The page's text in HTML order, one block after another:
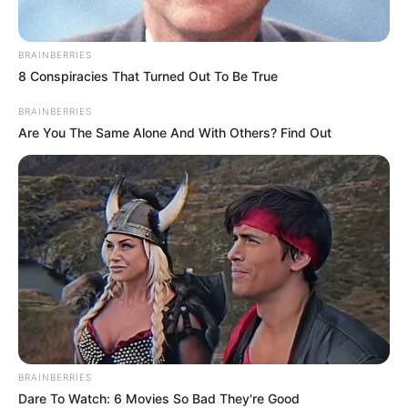
Por último,
las muestras del Encuentro de Artes
Escénicas Fides–Compensar, se desarrollarán hasta el
viernes 11 de noviembre,
cabo en el coliseo Polideportivo del Centro Urbano de
COMPARTIR
ALERTA BOGOTÁ EN GOOGLE NEWS
TEMAS RELACIONADOS
ALCALDÍA DE BOGOTÁ
COMPENSAR
SIBATÉ, CUNDINAMARCA
EVENTOS EN BOGOTÁ
SALIDAS EN BOGOTÁ
PROGRAMAS SOCIALES
MANTÉNGASE EN ALERTA
BRAINBERRIES
8 Conspiracies That Turned Out To Be True
BRAINBERRIES
Are You The Same Alone And With Others? Find Out
BRAINBERRIES
Dare To Watch: 6 Movies So Bad They're Good